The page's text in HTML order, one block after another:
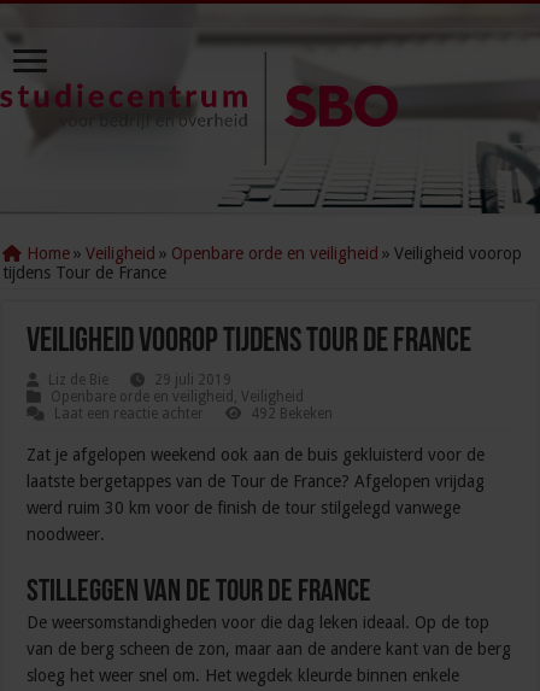
Home » Veiligheid » Openbare orde en veiligheid » Veiligheid voorop
tijdens Tour de France
Veiligheid voorop tijdens Tour de France
Liz de Bie
29 juli 2019
Openbare orde en veiligheid ,Veiligheid
Laat een reactie achter
492 Bekeken
Zat je afgelopen weekend ook aan de buis gekluisterd voor de
laatste bergetappes van de Tour de France? Afgelopen vrijdag
werd ruim 30 km voor de finish de tour stilgelegd vanwege
noodweer.
Stilleggen van de Tour de France
De weersomstandigheden voor die dag leken ideaal. Op de top
van de berg scheen de zon, maar aan de andere kant van de berg
sloeg het weer snel om. Het wegdek kleurde binnen enkele